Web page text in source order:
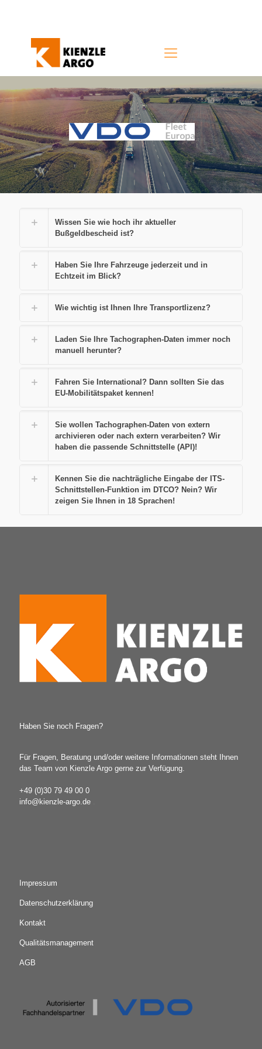
Wissen Sie wie hoch ihr aktueller
Bußgeldbescheid ist?
Haben Sie Ihre Fahrzeuge jederzeit und in
Echtzeit im Blick?
Wie wichtig ist Ihnen Ihre Transportlizenz?
Laden Sie Ihre Tachographen-Daten immer noch
manuell herunter?
Fahren Sie International? Dann sollten Sie das
EU-Mobilitätspaket kennen!
Sie wollen Tachographen-Daten von extern
archivieren oder nach extern verarbeiten? Wir
haben die passende Schnittstelle (API)!
Kennen Sie die nachträgliche Eingabe der ITS-
Schnittstellen-Funktion im DTCO? Nein? Wir
zeigen Sie Ihnen in 18 Sprachen!
Haben Sie noch Fragen?
Für Fragen, Beratung und/oder weitere Informationen steht Ihnen
das Team von Kienzle Argo gerne zur Verfügung.
+49 (0)30 79 49 00 0
info@kienzle-argo.de
Impressum
Datenschutzerklärung
Kontakt
Qualitätsmanagement
AGB